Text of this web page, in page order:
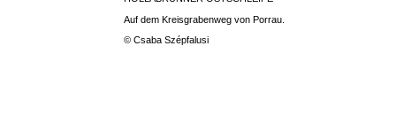
Auf dem Kreisgrabenweg von Porrau.
© Csaba Szépfalusi